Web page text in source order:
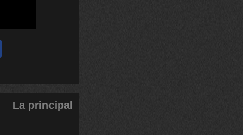
La principal